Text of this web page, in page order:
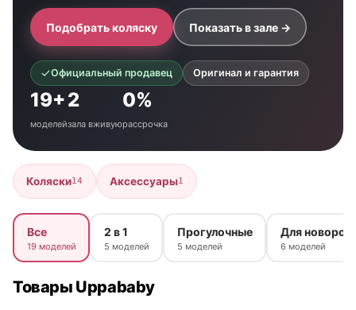
Подобрать коляску Показать в зале →
Официальный продавец Оригинал и гарантия
19+
моделей
2
зала вживую
0%
рассрочка
Коляски14 Аксессуары1
Все
19 моделей
2 в 1
5 моделей
Прогулочные
5 моделей
Для
6 моделей
Товары Uppababy